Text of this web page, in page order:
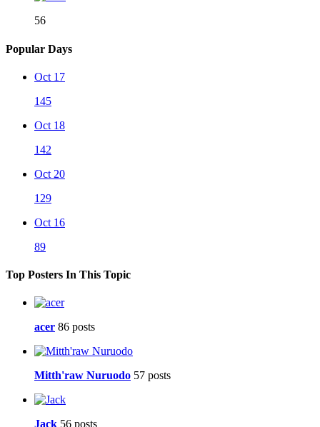
56
Popular Days
Oct 17
145
Oct 18
142
Oct 20
129
Oct 16
89
Top Posters In This Topic
acer 86 posts
Mitth'raw Nuruodo 57 posts
Jack 56 posts